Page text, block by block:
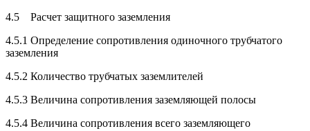
4.5 Расчет защитного заземления
4.5.1 Определение сопротивления одиночного трубчатого
заземления
4.5.2 Количество трубчатых заземлителей
4.5.3 Величина сопротивления заземляющей полосы
4.5.4 Величина сопротивления всего заземляющего